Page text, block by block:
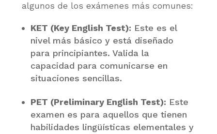
algunos de los exámenes más comunes:
KET (Key English Test): Este es el
nivel más básico y está diseñado
para principiantes. Valida la
capacidad para comunicarse en
situaciones sencillas.
PET (Preliminary English Test): Este
examen es para aquellos que tienen
habilidades lingüísticas elementales y